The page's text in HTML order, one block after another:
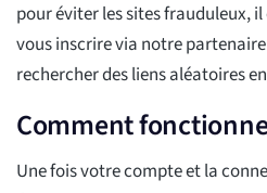
pour éviter les sites frauduleux,
vous inscrire via notre
rechercher des liens aléatoires
Comment
Une fois votre compte et la